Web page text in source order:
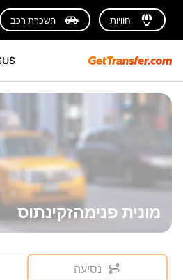
חוויות השכרת רכב
US$
מונית פנימהזקינתוס
נסיעה